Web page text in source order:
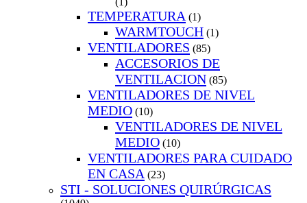
TEMPERATURA (1)
WARMTOUCH (1)
VENTILADORES (85)
ACCESORIOS DE
VENTILACION (85)
VENTILADORES DE NIVEL
MEDIO (10)
VENTILADORES DE NIVEL
MEDIO (10)
VENTILADORES PARA CUIDADO
EN CASA (23)
STI - SOLUCIONES QUIRÚRGICAS